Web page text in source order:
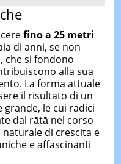
fino a 25 metri
di anni, se non
che si fondono
alla sua
La forma attuale
il risultato di un
le cui radici
dal rātā nel corso
di crescita e
e affascinanti